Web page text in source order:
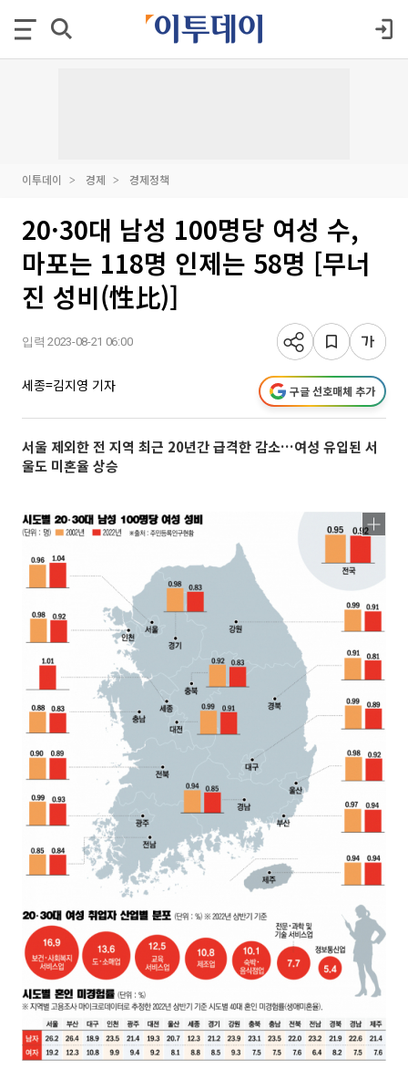
이투데이 경제 경제정책
20·30대 남성 100명당 여성 수,
마포는 118명 인제는 58명 [무너
진 성비(性比)]
입력 2023-08-21 06:00
세종=김지영 기자 구글 선호매체 추가
서울 제외한 전 지역 최근 20년간 급격한 감소…여성 유입된 서
울도 미혼율 상승